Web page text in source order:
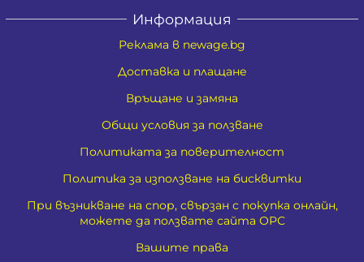
Информация
Реклама в newage.bg
Доставка и плащане
Връщане и замяна
Общи условия за ползване
Политиката за поверителност
Политика за използване на бисквитки
При възникване на спор, свързан с покупка онлайн,
можете да ползвате сайта ОРС
Вашите права